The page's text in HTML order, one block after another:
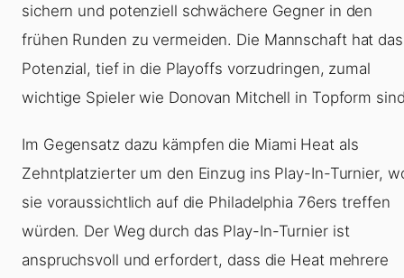
sichern und potenziell schwächere Gegner in den
frühen Runden zu vermeiden. Die Mannschaft hat das
Potenzial, tief in die Playoffs vorzudringen, zumal
wichtige Spieler wie Donovan Mitchell in Topform
Im Gegensatz dazu kämpfen die Miami Heat als
Zehntplatzierter um den Einzug ins Play-In-Turnier,
sie voraussichtlich auf die Philadelphia 76ers treffen
würden. Der Weg durch das Play-In-Turnier ist
anspruchsvoll und erfordert, dass die Heat mehrere